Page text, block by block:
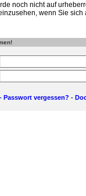
noch nicht auf
wenn Sie sich
Passwort vergessen? -